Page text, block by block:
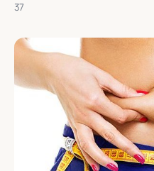
37